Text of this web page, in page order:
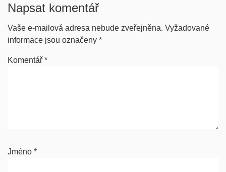
Napsat komentář
Vaše e-mailová adresa nebude zveřejněna. Vyžadované
informace jsou označeny *
Komentář *
Jméno *